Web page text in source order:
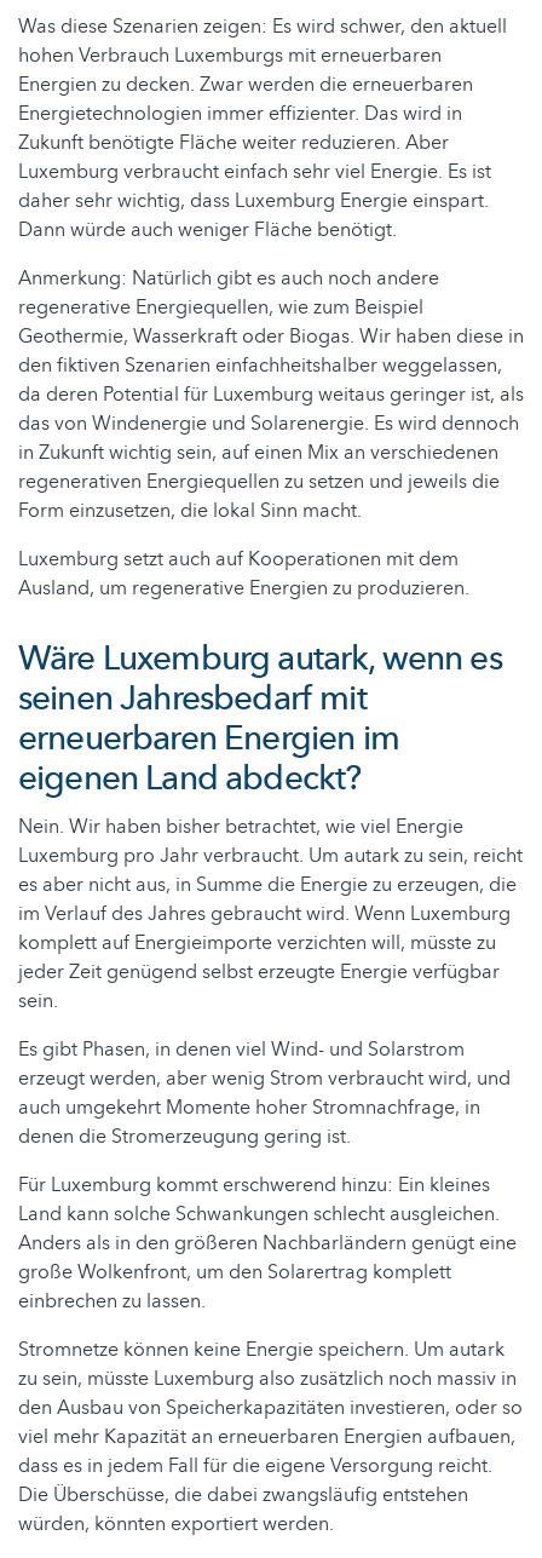
Was diese Szenarien zeigen: Es wird schwer, den aktuell
hohen Verbrauch Luxemburgs mit erneuerbaren
Energien zu decken. Zwar werden die erneuerbaren
Energietechnologien immer effizienter. Das wird in
Zukunft benötigte Fläche weiter reduzieren. Aber
Luxemburg verbraucht einfach sehr viel Energie. Es ist
daher sehr wichtig, dass Luxemburg Energie einspart.
Dann würde auch weniger Fläche benötigt.
Anmerkung: Natürlich gibt es auch noch andere
regenerative Energiequellen, wie zum Beispiel
Geothermie, Wasserkraft oder Biogas. Wir haben diese in
den fiktiven Szenarien einfachheitshalber weggelassen,
da deren Potential für Luxemburg weitaus geringer ist, als
das von Windenergie und Solarenergie. Es wird dennoch
in Zukunft wichtig sein, auf einen Mix an verschiedenen
regenerativen Energiequellen zu setzen und jeweils die
Form einzusetzen, die lokal Sinn macht.
Luxemburg setzt auch auf Kooperationen mit dem
Ausland, um regenerative Energien zu produzieren.
Wäre Luxemburg autark, wenn es
seinen Jahresbedarf mit
erneuerbaren Energien im
eigenen Land abdeckt?
Nein. Wir haben bisher betrachtet, wie viel Energie
Luxemburg pro Jahr verbraucht. Um autark zu sein, reicht
es aber nicht aus, in Summe die Energie zu erzeugen, die
im Verlauf des Jahres gebraucht wird. Wenn Luxemburg
komplett auf Energieimporte verzichten will, müsste zu
jeder Zeit genügend selbst erzeugte Energie verfügbar
sein.
Es gibt Phasen, in denen viel Wind- und Solarstrom
erzeugt werden, aber wenig Strom verbraucht wird, und
auch umgekehrt Momente hoher Stromnachfrage, in
denen die Stromerzeugung gering ist.
Für Luxemburg kommt erschwerend hinzu: Ein kleines
Land kann solche Schwankungen schlecht ausgleichen.
Anders als in den größeren Nachbarländern genügt eine
große Wolkenfront, um den Solarertrag komplett
einbrechen zu lassen.
Stromnetze können keine Energie speichern. Um autark
zu sein, müsste Luxemburg also zusätzlich noch massiv in
den Ausbau von Speicherkapazitäten investieren, oder so
viel mehr Kapazität an erneuerbaren Energien aufbauen,
dass es in jedem Fall für die eigene Versorgung reicht.
Die Überschüsse, die dabei zwangsläufig entstehen
würden, könnten exportiert werden.